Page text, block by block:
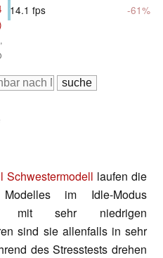
14.1 fps -61%
Schwestermodell laufen die
im Idle-Modus
mit sehr niedrigen
sind sie allenfalls in sehr
des Stresstests drehen